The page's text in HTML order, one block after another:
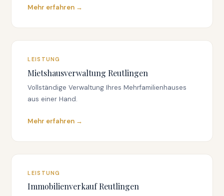
Mehr erfahren →
LEISTUNG
Mietshausverwaltung Reutlingen
Vollständige Verwaltung Ihres Mehrfamilienhauses
aus einer Hand.
Mehr erfahren →
LEISTUNG
Immobilienverkauf Reutlingen